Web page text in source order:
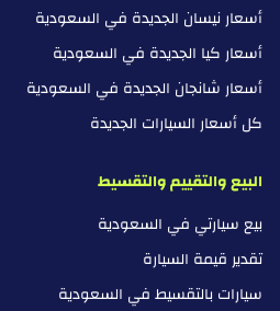
أسعار نيسان الجديدة في السعودية
أسعار كيا الجديدة في السعودية
أسعار شانجان الجديدة في السعودية
كل أسعار السيارات الجديدة
البيع والتقييم والتقسيط
بيع سيارتي في السعودية
تقدير قيمة السيارة
سيارات بالتقسيط في السعودية